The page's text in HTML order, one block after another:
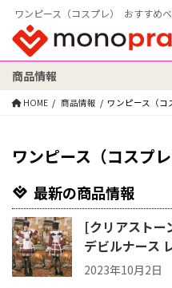
ワンピース（コスプレ） おすすめ
検索:
商品情報
HOME 商品情報 ワンピース（コ
ワンピース（コスプレ
最新の商品情報
[クリアストー
デビルナース
2023年10月2日